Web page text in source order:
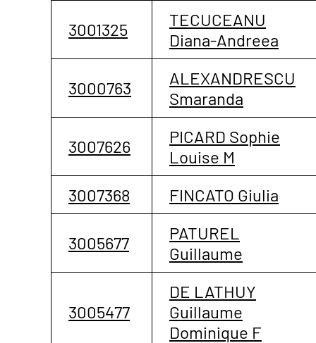
3001325
TECUCEANU
Diana-Andreea
3000763
ALEXANDRESCU
Smaranda
3007626
PICARD Sophie
Louise M
3007368
FINCATO Giulia
3005677
PATUREL
Guillaume
3005477
DE LATHUY
Guillaume
Dominique F